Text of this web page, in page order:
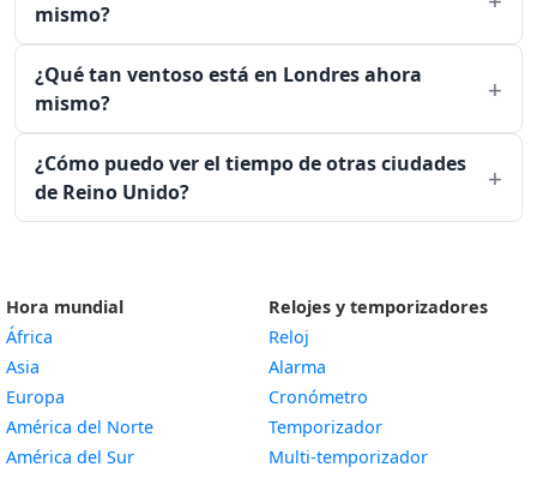
mismo?
¿Qué tan ventoso está en Londres ahora
mismo?
¿Cómo puedo ver el tiempo de otras ciudades
de Reino Unido?
Hora mundial
África
Asia
Europa
América del Norte
América del Sur
Relojes y temporizadores
Reloj
Alarma
Cronómetro
Temporizador
Multi-temporizador